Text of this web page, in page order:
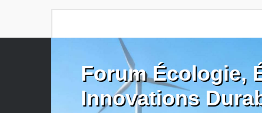
Forum Écologie,
Innovations